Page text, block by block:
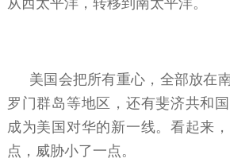
美国会把所有重心，全部放在
罗门群岛等地区，还有斐济共和
成为美国对华的新一线。看起来
点，威胁小了一点。